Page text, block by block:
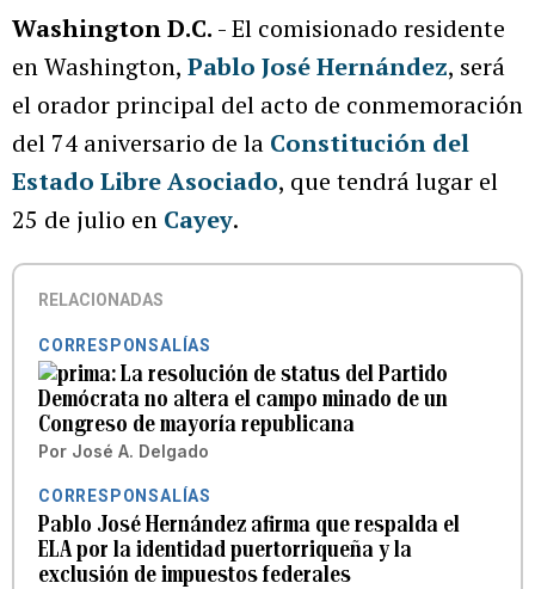
Washington D.C. - El comisionado residente
en Washington, Pablo José Hernández, será
el orador principal del acto de conmemoración
del 74 aniversario de la Constitución del
Estado Libre Asociado, que tendrá lugar el
25 de julio en Cayey.
RELACIONADAS
CORRESPONSALÍAS
La resolución de status del Partido
Demócrata no altera el campo minado de un
Congreso de mayoría republicana
Por José A. Delgado
CORRESPONSALÍAS
Pablo José Hernández afirma que respalda el
ELA por la identidad puertorriqueña y la
exclusión de impuestos federales